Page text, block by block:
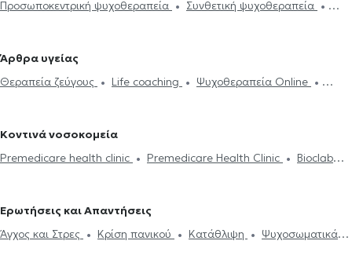
Κολωνάκι
Ψυχοθεραπευτές στα Εξάρχεια
Ψυχοθεραπευτές στο
Παρασκευή
Ψυχοθεραπευτές στον Βοτανικό
Ψυχοθεραπευτές
Ψυχοθεραπευτές στο Μαρούσι
Προσωποκεντρική ψυχοθεραπεία
Συνθετική ψυχοθεραπεία
παιδιών
Ομαδική ψυχοθεραπεία
Υπνοθεραπεία
Ψυχογενής Βουλιμία - Ψυχογενής Ανορεξία
επαγγελματικού προσανατολισμού
Παχυσαρκία
Διακοπή Καπνίσματος
Γνωσιακή Συμπεριφοριστική
Άρθρα υγείας
Θεραπεία ζεύγους
Life coaching
Ψυχοθεραπεία Online
επαγγελματικού προσανατολισμού
Κοντινά νοσοκομεία
Premedicare health clinic
Premedicare Health Clinic
Bioclab
Ερωτήσεις και Απαντήσεις
Άγχος και Στρες
Κρίση πανικού Κατάθλιψη
Ψυχοσωματικά